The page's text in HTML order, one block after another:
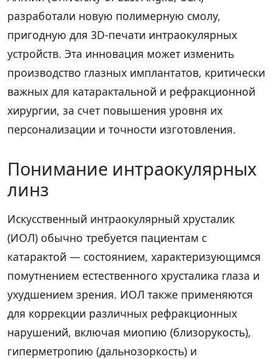
разработали новую полимерную смолу,
пригодную для 3D-печати интраокулярных
устройств. Эта инновация может изменить
производство глазных имплантатов, критически
важных для катарактальной и рефракционной
хирургии, за счет повышения уровня их
персонализации и точности изготовления.
Понимание интраокулярных
линз
Искусственный интраокулярный хрусталик
(ИОЛ) обычно требуется пациентам с
катарактой — состоянием, характеризующимся
помутнением естественного хрусталика глаза и
ухудшением зрения. ИОЛ также применяются
для коррекции различных рефракционных
нарушений, включая миопию (близорукость),
гиперметропию (дальнозоркость) и